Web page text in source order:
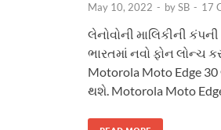
May 10, 2022 - bySB - 17
લેનોવોની માલિકીની
ભારતમાં નવો ફોન લોન્ચ
Motorola Moto Edge
થશે. Motorola Moto